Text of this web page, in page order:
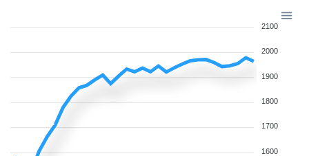
2100
2000
1900
1800
1700
1600